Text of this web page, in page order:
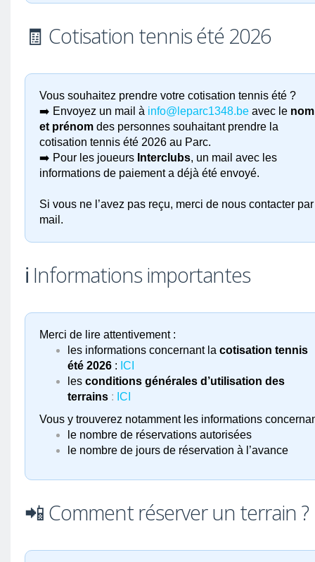
🧾 Cotisation tennis été 2026
Vous souhaitez prendre votre cotisation tennis été ?
➡️ Envoyez un mail à info@leparc1348.be avec le nom
et prénom des personnes souhaitant prendre la
cotisation tennis été 2026 au Parc.
➡️ Pour les joueurs Interclubs, un mail avec les
informations de paiement a déjà été envoyé.
Si vous ne l’avez pas reçu, merci de nous contacter par
mail.
ℹ️ Informations importantes
Merci de lire attentivement :
les informations concernant la cotisation tennis
été 2026 : ICI
les conditions générales d’utilisation des
terrains : ICI
Vous y trouverez notamment les informations
le nombre de réservations autorisées
le nombre de jours de réservation à l’avance
📲 Comment réserver un terrain ?